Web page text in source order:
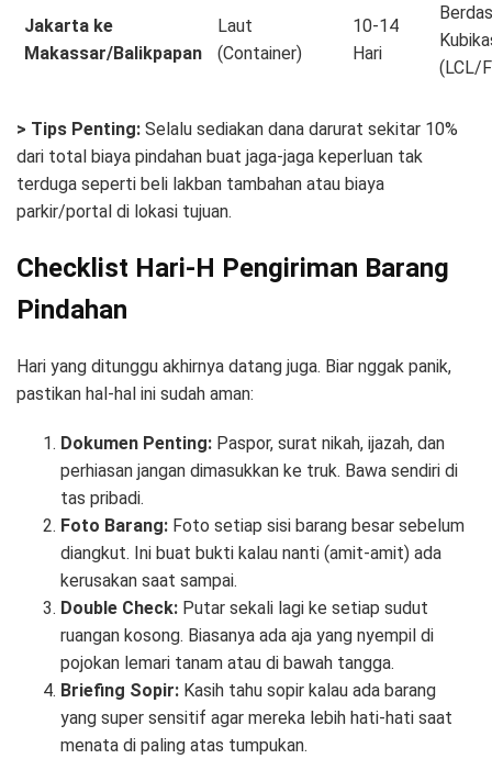
Jakarta ke
Makassar/Balikpapan
Laut
(Container)
10-14
Hari
(LCL/
> Tips Penting: Selalu sediakan dana darurat sekitar 10%
dari total biaya pindahan buat jaga-jaga keperluan tak
terduga seperti beli lakban tambahan atau biaya
parkir/portal di lokasi tujuan.
Checklist Hari-H Pengiriman Barang
Pindahan
Hari yang ditunggu akhirnya datang juga. Biar nggak panik,
pastikan hal-hal ini sudah aman:
Dokumen Penting: Paspor, surat nikah, ijazah, dan
perhiasan jangan dimasukkan ke truk. Bawa sendiri di
tas pribadi.
Foto Barang: Foto setiap sisi barang besar sebelum
diangkut. Ini buat bukti kalau nanti (amit-amit) ada
kerusakan saat sampai.
Double Check: Putar sekali lagi ke setiap sudut
ruangan kosong. Biasanya ada aja yang nyempil di
pojokan lemari tanam atau di bawah tangga.
Briefing Sopir: Kasih tahu sopir kalau ada barang
yang super sensitif agar mereka lebih hati-hati saat
menata di paling atas tumpukan.